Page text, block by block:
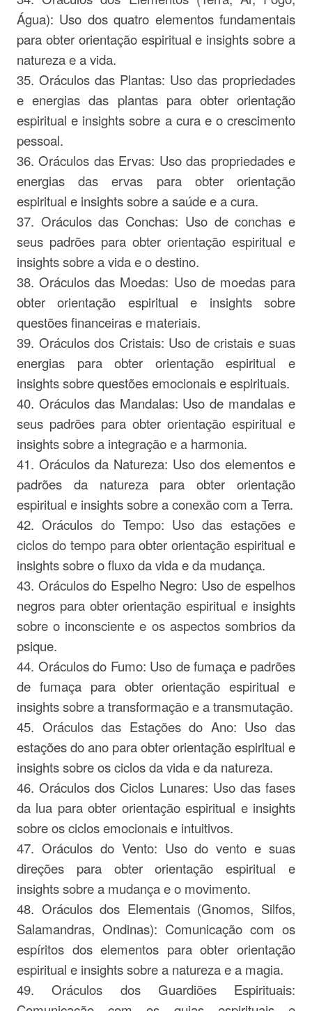
Água): Uso dos quatro elementos fundamentais
para obter orientação espiritual e insights sobre a
natureza e a vida.
35. Oráculos das Plantas: Uso das propriedades
e energias das plantas para obter orientação
espiritual e insights sobre a cura e o crescimento
pessoal.
36. Oráculos das Ervas: Uso das propriedades e
energias das ervas para obter orientação
espiritual e insights sobre a saúde e a cura.
37. Oráculos das Conchas: Uso de conchas e
seus padrões para obter orientação espiritual e
insights sobre a vida e o destino.
38. Oráculos das Moedas: Uso de moedas para
obter orientação espiritual e insights sobre
questões financeiras e materiais.
39. Oráculos dos Cristais: Uso de cristais e suas
energias para obter orientação espiritual e
insights sobre questões emocionais e espirituais.
40. Oráculos das Mandalas: Uso de mandalas e
seus padrões para obter orientação espiritual e
insights sobre a integração e a harmonia.
41. Oráculos da Natureza: Uso dos elementos e
padrões da natureza para obter orientação
espiritual e insights sobre a conexão com a Terra.
42. Oráculos do Tempo: Uso das estações e
ciclos do tempo para obter orientação espiritual e
insights sobre o fluxo da vida e da mudança.
43. Oráculos do Espelho Negro: Uso de espelhos
negros para obter orientação espiritual e insights
sobre o inconsciente e os aspectos sombrios da
psique.
44. Oráculos do Fumo: Uso de fumaça e padrões
de fumaça para obter orientação espiritual e
insights sobre a transformação e a transmutação.
45. Oráculos das Estações do Ano: Uso das
estações do ano para obter orientação espiritual e
insights sobre os ciclos da vida e da natureza.
46. Oráculos dos Ciclos Lunares: Uso das fases
da lua para obter orientação espiritual e insights
sobre os ciclos emocionais e intuitivos.
47. Oráculos do Vento: Uso do vento e suas
direções para obter orientação espiritual e
insights sobre a mudança e o movimento.
48. Oráculos dos Elementais (Gnomos, Silfos,
Salamandras, Ondinas): Comunicação com os
espíritos dos elementos para obter orientação
espiritual e insights sobre a natureza e a magia.
49. Oráculos dos Guardiões Espirituais: